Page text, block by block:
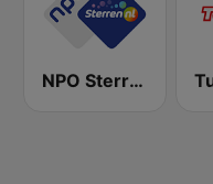
NPO Sterren